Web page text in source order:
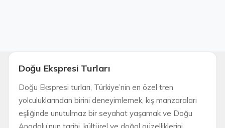
Doğu Ekspresi Turları
Doğu Ekspresi turları, Türkiye’nin en özel tren
yolculuklarından birini deneyimlemek, kış manzaraları
eşliğinde unutulmaz bir seyahat yaşamak ve Doğu
Anadolu’nun tarihi, kültürel ve doğal güzelliklerini